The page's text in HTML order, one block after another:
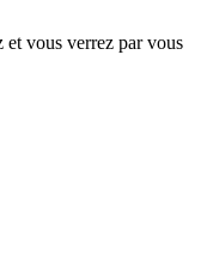
et vous verrez par vous